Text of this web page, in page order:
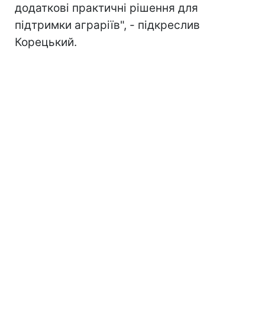
додаткові практичні рішення для
підтримки аграріїв", - підкреслив
Корецький.